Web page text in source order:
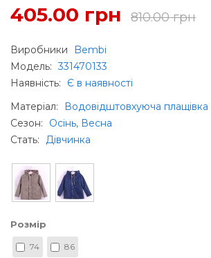
405.00 грн 810.00 грн
Виробники
Bembi
Модель: 331470133
Наявність:
Є в наявності
Матеріал:
Водовідштовхуюча плащівка
Сезон:
Осінь, Весна
Стать: Дівчинка
Розмір
74 86